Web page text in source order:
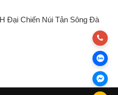
Đại Chiến Núi Tản Sông Đà